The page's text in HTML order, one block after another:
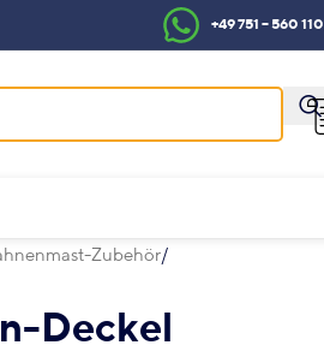
+49 751 – 560 110
Zubehör
Deckel